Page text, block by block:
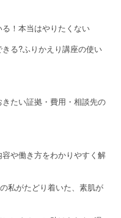
！本当はやりたくない
る?ふりかえり講座の使い
たい証拠・費用・相談先の
や働き方をわかりやすく解
私がたどり着いた、素肌が